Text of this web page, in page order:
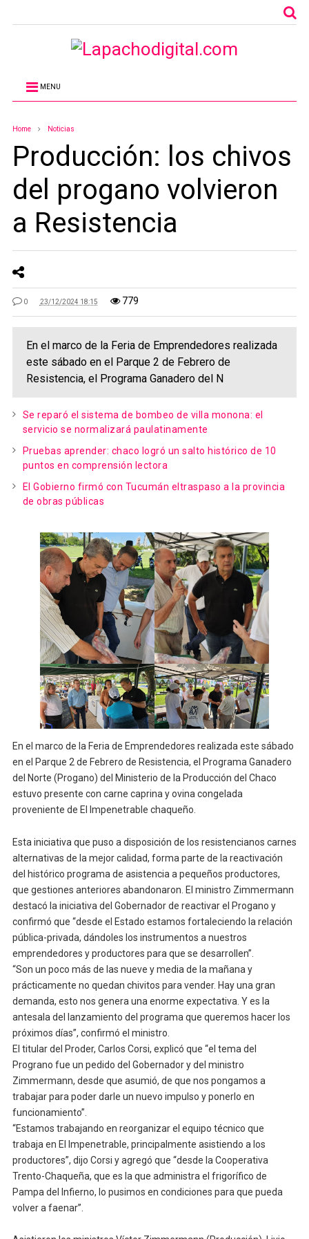
MENU
Home Noticias
Producción: los chivos
del progano volvieron
a Resistencia
0 23/12/2024 18:15 779
En el marco de la Feria de Emprendedores realizada
este sábado en el Parque 2 de Febrero de
Resistencia, el Programa Ganadero del N
Se reparó el sistema de bombeo de villa monona: el
servicio se normalizará paulatinamente
Pruebas aprender: chaco logró un salto histórico de 10
puntos en comprensión lectora
El Gobierno firmó con Tucumán eltraspaso a la provincia
de obras públicas
En el marco de la Feria de Emprendedores realizada este sábado
en el Parque 2 de Febrero de Resistencia, el Programa Ganadero
del Norte (Progano) del Ministerio de la Producción del Chaco
estuvo presente con carne caprina y ovina congelada
proveniente de El Impenetrable chaqueño.
Esta iniciativa que puso a disposición de los resistencianos carnes
alternativas de la mejor calidad, forma parte de la reactivación
del histórico programa de asistencia a pequeños productores,
que gestiones anteriores abandonaron. El ministro Zimmermann
destacó la iniciativa del Gobernador de reactivar el Progano y
confirmó que “desde el Estado estamos fortaleciendo la relación
pública-privada, dándoles los instrumentos a nuestros
emprendedores y productores para que se desarrollen”.
“Son un poco más de las nueve y media de la mañana y
prácticamente no quedan chivitos para vender. Hay una gran
demanda, esto nos genera una enorme expectativa. Y es la
antesala del lanzamiento del programa que queremos hacer los
próximos días”, confirmó el ministro.
El titular del Proder, Carlos Corsi, explicó que “el tema del
Prograno fue un pedido del Gobernador y del ministro
Zimmermann, desde que asumió, de que nos pongamos a
trabajar para poder darle un nuevo impulso y ponerlo en
funcionamiento”.
“Estamos trabajando en reorganizar el equipo técnico que
trabaja en El Impenetrable, principalmente asistiendo a los
productores”, dijo Corsi y agregó que “desde la Cooperativa
Trento-Chaqueña, que es la que administra el frigorífico de
Pampa del Infierno, lo pusimos en condiciones para que pueda
volver a faenar”.